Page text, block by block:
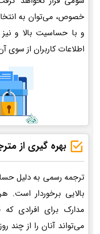
خصوص، می‌توان به
و با حساسیت بالا و
اطلاعات کاربران از سوی
بهره گیری از
ترجمه رسمی به دلیل
بالایی برخوردار است.
مدارک برای افرادی
می‌تواند آنان را از چند